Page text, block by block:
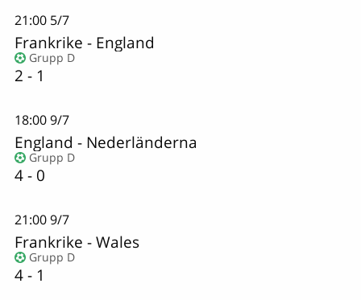
21:00 5/7
Frankrike - England
Grupp D
2 - 1
18:009/7
England - Nederländerna
Grupp D
4 - 0
21:009/7
Frankrike -Wales
Grupp D
4 - 1